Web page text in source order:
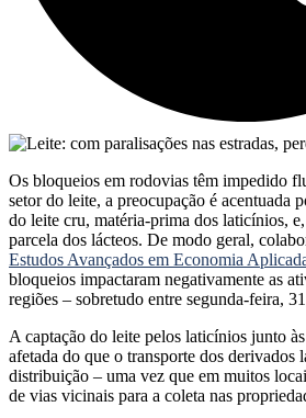
Os bloqueios em rodovias têm impedido
setor do leite, a preocupação é acentuada
do leite cru, matéria-prima dos laticínios,
parcela dos lácteos. De modo geral,
Estudos Avançados em Economia
bloqueios impactaram negativamente as
regiões – sobretudo entre segunda-feira,
A captação do leite pelos laticínios junto
afetada do que o transporte dos derivados
distribuição – uma vez que em muitos
de vias vicinais para a coleta nas